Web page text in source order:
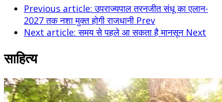
Previous article: उपराज्यपाल तरनजीत संधू का एलान-
2027 तक नशा मुक्त होगी राजधानी Prev
Next article: समय से पहले आ सकता है मानसून Next
साहित्य